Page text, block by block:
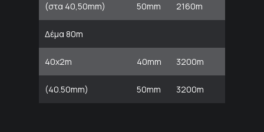
(στα 40,50mm) 50mm 2160m
Δέμα 80m
40x2m 40mm 3200m
(40.50mm) 50mm 3200m